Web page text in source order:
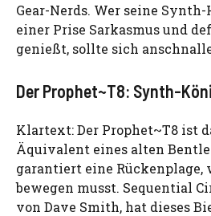
Gear-Nerds. Wer seine
einer Prise Sarkasmus und
genießt, sollte sich
Der Prophet~T8: Synth-
Klartext: Der Prophet~T8 ist
Äquivalent eines alten
garantiert eine Rückenplage,
bewegen musst. Sequential
von Dave Smith, hat dieses